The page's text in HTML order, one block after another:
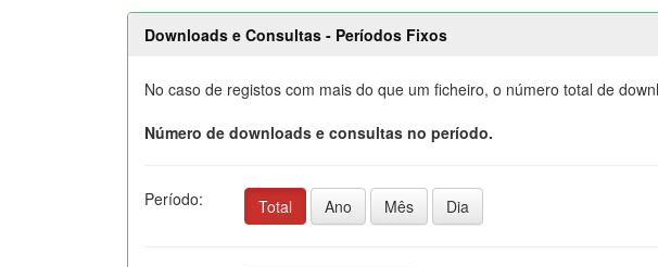
Downloads e Consultas - Períodos Fixos
No caso de registos com mais do que um ficheiro, o número total de
Número de downloads e consultas no período.
Período: Total Ano Mês Dia